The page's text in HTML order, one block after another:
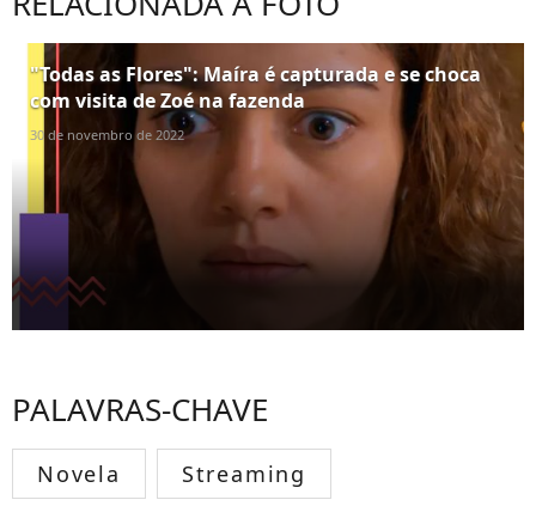
"Todas as Flores": Maíra é capturada e se choca
com visita de Zoé na fazenda
30 de novembro de 2022
PALAVRAS-CHAVE
Novela Streaming